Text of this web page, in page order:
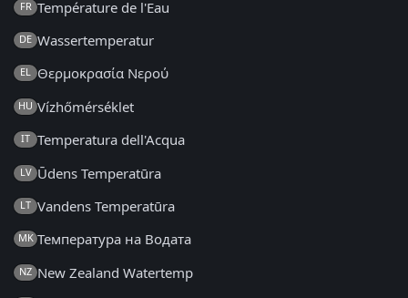
FR Température de l'Eau
DE Wassertemperatur
EL Θερμοκρασία Νερού
HU Vízhőmérséklet
IT Temperatura dell'Acqua
LV Ūdens Temperatūra
LT Vandens Temperatūra
MK Температура на Водата
NZ New Zealand Watertemp